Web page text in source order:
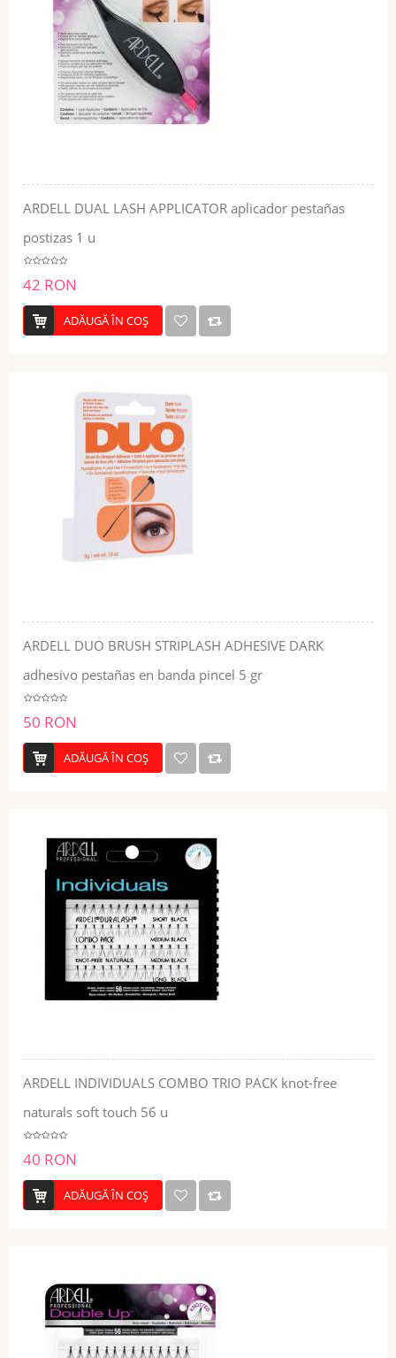
ARDELL DUAL LASH APPLICATOR aplicador pestañas
postizas 1 u
42 RON
ADĂUGĂ ÎN COŞ
ARDELL DUO BRUSH STRIPLASH ADHESIVE DARK
adhesivo pestañas en banda pincel 5 gr
50 RON
ADĂUGĂ ÎN COŞ
ARDELL INDIVIDUALS COMBO TRIO PACK knot-free
naturals soft touch 56 u
40 RON
ADĂUGĂ ÎN COŞ